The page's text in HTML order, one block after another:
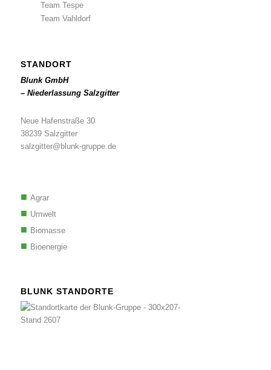
Team Tespe
Team Vahldorf
STANDORT
Blunk GmbH
– Niederlassung Salzgitter
Neue Hafenstraße 30
38239 Salzgitter
salzgitter@blunk-gruppe.de
Agrar
Umwelt
Biomasse
Bioenergie
BLUNK STANDORTE